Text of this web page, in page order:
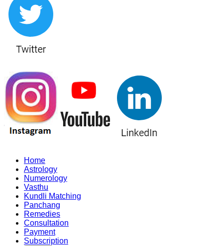
Home
Astrology
Numerology
Vasthu
Kundli Matching
Panchang
Remedies
Consultation
Payment
Subscription